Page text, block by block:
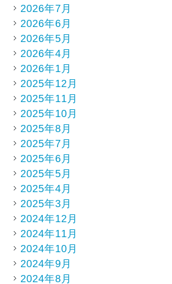
2026年7月
2026年6月
2026年5月
2026年4月
2026年1月
2025年12月
2025年11月
2025年10月
2025年8月
2025年7月
2025年6月
2025年5月
2025年4月
2025年3月
2024年12月
2024年11月
2024年10月
2024年9月
2024年8月